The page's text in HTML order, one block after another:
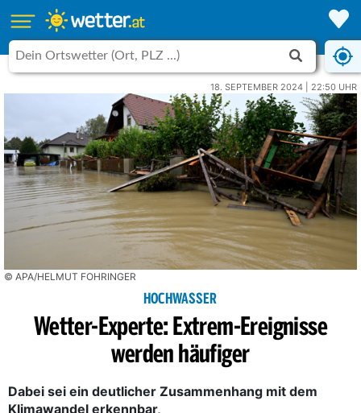
18. SEPTEMBER 2024 | 22:50 UHR
© APA/HELMUT FOHRINGER
HOCHWASSER
Wetter-Experte: Extrem-Ereignisse
werden häufiger
Dabei sei ein deutlicher Zusammenhang mit dem
Klimawandel erkennbar,